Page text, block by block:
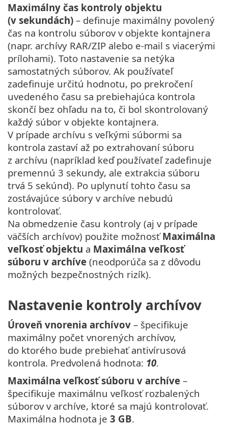
Maximálny čas kontroly objektu
(v sekundách) – definuje maximálny povolený
čas na kontrolu súborov v objekte kontajnera
(napr. archívy RAR/ZIP alebo e‑mail s viacerými
prílohami). Toto nastavenie sa netýka
samostatných súborov. Ak používateľ
zadefinuje určitú hodnotu, po prekročení
uvedeného času sa prebiehajúca kontrola
skončí bez ohľadu na to, či bol skontrolovaný
každý súbor v objekte kontajnera.
V prípade archívu s veľkými súbormi sa
kontrola zastaví až po extrahovaní súboru
z archívu (napríklad keď používateľ zadefinuje
premennú 3 sekundy, ale extrakcia súboru
trvá 5 sekúnd). Po uplynutí tohto času sa
zostávajúce súbory v archíve nebudú
kontrolovať.
Na obmedzenie času kontroly (aj v prípade
väčších archívov) použite možnosťMaximálna
veľkosť objektu a Maximálna veľkosť
súboru v archíve (neodporúča sa z dôvodu
možných bezpečnostných rizík).
Nastavenie kontroly archívov
Úroveň vnorenia archívov – špecifikuje
maximálny počet vnorených archívov,
do ktorého bude prebiehať antivírusová
kontrola. Predvolená hodnota: 10.
Maximálna veľkosť súboru v archíve –
špecifikuje maximálnu veľkosť rozbalených
súborov v archíve, ktoré sa majú kontrolovať.
Maximálna hodnota je 3 GB.